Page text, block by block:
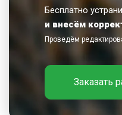
Бесплатно
и внесём
Проведём
Заказать